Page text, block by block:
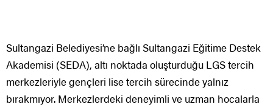
Sultangazi Belediyesi’ne bağlı Sultangazi Eğitime Destek
Akademisi (SEDA), altı noktada oluşturduğu LGS tercih
merkezleriyle gençleri lise tercih sürecinde yalnız
bırakmıyor. Merkezlerdeki deneyimli ve uzman hocalarla